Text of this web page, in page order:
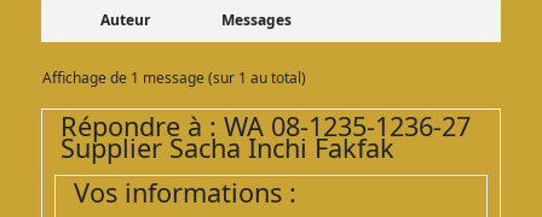
Auteur Messages
Affichage de 1 message (sur 1 au total)
Répondre à : WA 08-1235-1236-27
Supplier Sacha Inchi Fakfak
Vos informations :